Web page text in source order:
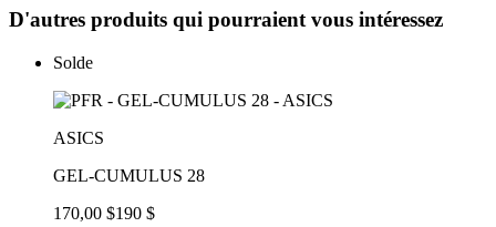
D'autres produits qui pourraient vous intéressez
Solde
ASICS
GEL-CUMULUS 28
170,00 $190 $